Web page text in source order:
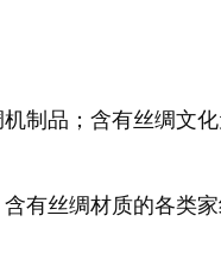
制品；含有丝绸文
有丝绸材质的各类